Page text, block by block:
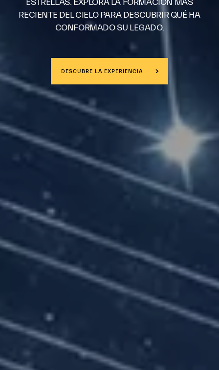
ESTRELLAS. EXPLORA LA FORMACIÓN MÁS
RECIENTE DEL CIELO PARA DESCUBRIR QUÉ HA
CONFORMADO SU LEGADO.
DESCUBRE LA EXPERIENCIA